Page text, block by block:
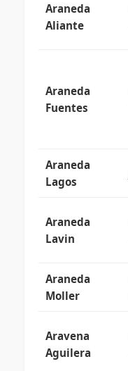
Araneda
Aliante
Araneda
Fuentes
Araneda
Lagos
Araneda
Lavin
Araneda
Moller
Aravena
Aguilera